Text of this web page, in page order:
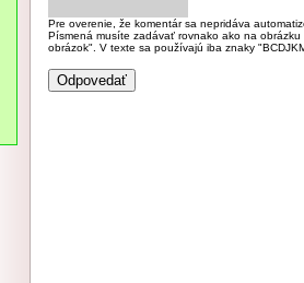
Pre overenie, že komentár sa nepridáva
Písmená musíte zadávať rovnako ako na
obrázok". V texte sa používajú iba znaky